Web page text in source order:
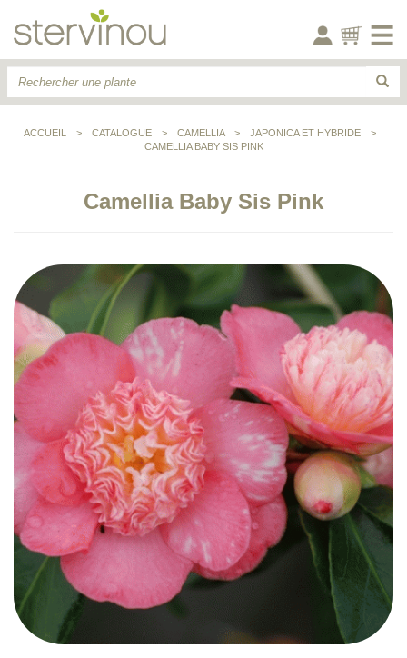
ACCUEIL > CATALOGUE > CAMELLIA > JAPONICA ET HYBRIDE
>
CAMELLIA BABY SIS PINK
Camellia Baby Sis Pink